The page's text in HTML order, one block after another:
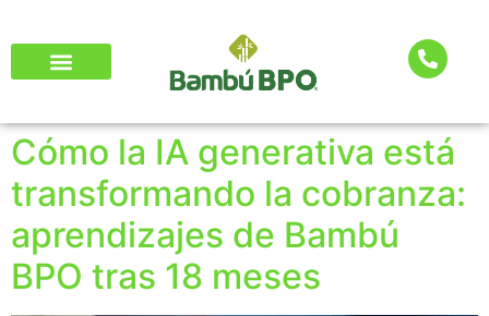
Cómo la IA generativa está
transformando la cobranza:
aprendizajes de Bambú
BPO tras 18 meses